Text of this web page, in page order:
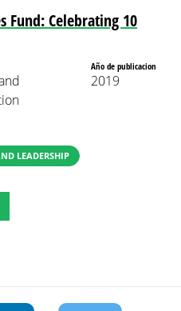
Fund: Celebrating 10
Año de publicacion
2019
LEADERSHIP